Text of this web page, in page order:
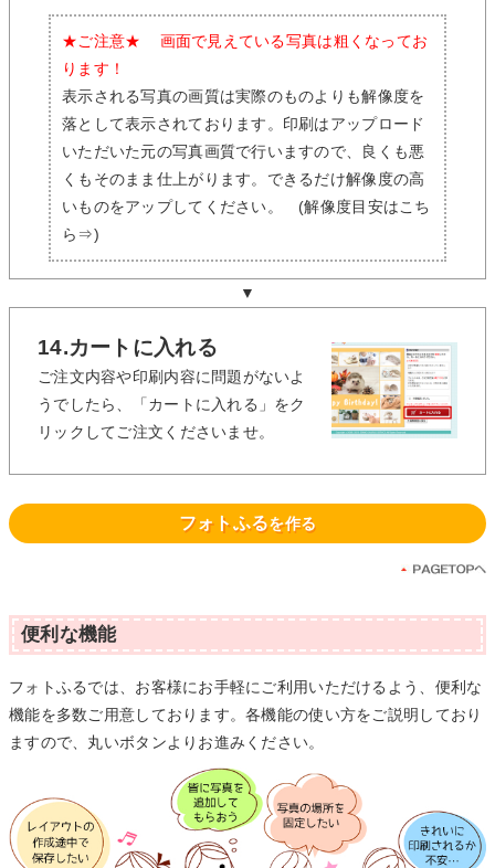
★ご注意★ 画面で見えている写真は粗くなってお
ります！
表示される写真の画質は実際のものよりも解像度を
落として表示されております。印刷はアップロード
いただいた元の写真画質で行いますので、良くも悪
くもそのまま仕上がります。できるだけ解像度の高
いものをアップしてください。 (解像度目安はこち
ら⇒)
▼
14.カートに入れる
ご注文内容や印刷内容に問題がないよ
うでしたら、「カートに入れる」をク
リックしてご注文くださいませ。
フォトふるを作る
便利な機能
フォトふるでは、お客様にお手軽にご利用いただけるよう、便利な
機能を多数ご用意しております。各機能の使い方をご説明しており
ますので、丸いボタンよりお進みください。